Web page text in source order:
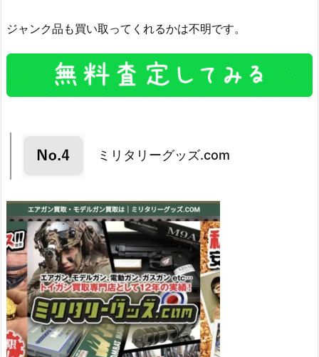
ジャンク品も買い取ってくれるかは不明です。
ミリタリーグッズ.com